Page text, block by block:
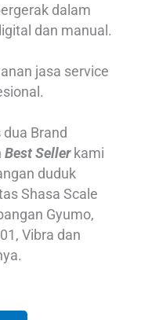
dalam
dan manual.
jasa service
dua Brand
Best Seller kami
duduk
Shasa Scale
Gyumo,
Vibra dan